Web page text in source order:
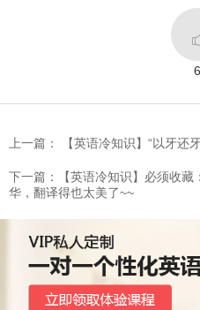
6
上一篇： 【英语冷知识】“以牙还
下一篇：【英语冷知识】必须收
华，翻译得也太美了~~